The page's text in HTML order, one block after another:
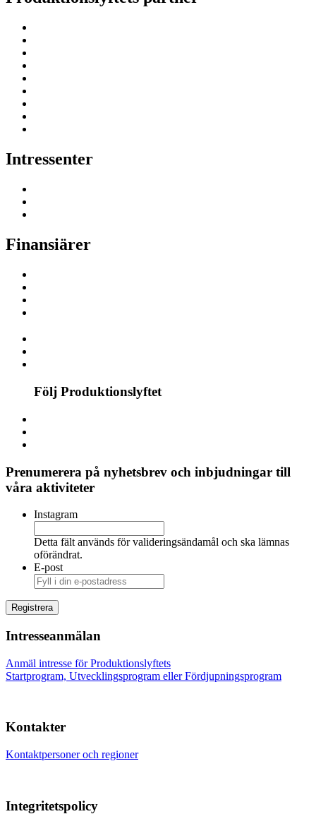
Intressenter
Finansiärer
Följ Produktionslyftet
Prenumerera på nyhetsbrev och inbjudningar till
våra aktiviteter
Instagram
Detta fält används för valideringsändamål och ska lämnas
oförändrat.
E-post
Intresseanmälan
Anmäl intresse för Produktionslyftets
Startprogram, Utvecklingsprogram eller Fördjupningsprogram
Kontakter
Kontaktpersoner och regioner
Integritetspolicy